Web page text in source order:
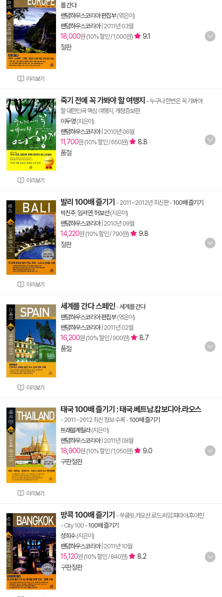
미리보기
를 간다
랜덤하우스코리아 편집부(엮은이)
랜덤하우스코리아| 2011년 03월
18,000원 (10% 할인 / 1,000원)
9.1
절판
미리보기
죽기 전에 꼭 가봐야 할 여행지 - 누구나 한번은 꼭 가봐야
할 대한민국 핵심 여행지, 개정증보판
이두영(지은이)
랜덤하우스코리아| 2010년 06월
11,700원 (10% 할인 / 650원)
8.8
품절
미리보기
발리 100배 즐기기 - 2011~2012년 최신판-100배 즐기기
박진주, 임서연, 허보선(지은이)
랜덤하우스코리아| 2010년 09월
14,220원 (10% 할인 / 790원)
9.8
절판
미리보기
세계를 간다 스페인-세계를 간다
랜덤하우스코리아 편집부(엮은이)
랜덤하우스코리아| 2011년 02월
16,200원 (10% 할인 / 900원)
8.7
품절
미리보기
태국 100배 즐기기 : 태국.베트남.캄보디아.라오스
- 2011~2012 최신 정보 수록-100배 즐기기
트래블게릴라(지은이)
랜덤하우스코리아| 2011년 08월
18,900원 (10% 할인 / 1,050원)
9.0
구판절판
방콕 100배 즐기기 - 쑤쿰윗.카오산 로드.씨암.파타야.후아힌
- City 100 -100배 즐기기
성희수(지은이)
랜덤하우스코리아| 2011년 10월
15,120원 (10% 할인 / 840원)
8.2
구판절판